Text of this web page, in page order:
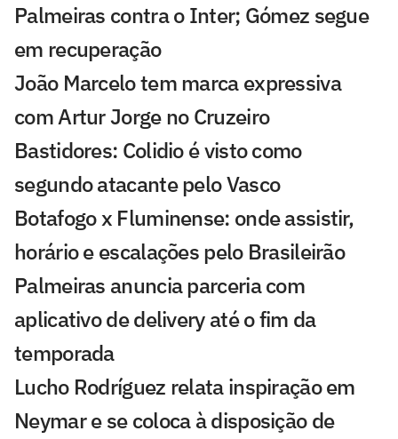
Palmeiras contra o Inter; Gómez segue
em recuperação
João Marcelo tem marca expressiva
com Artur Jorge no Cruzeiro
Bastidores: Colidio é visto como
segundo atacante pelo Vasco
Botafogo x Fluminense: onde assistir,
horário e escalações pelo Brasileirão
Palmeiras anuncia parceria com
aplicativo de delivery até o fim da
temporada
Lucho Rodríguez relata inspiração em
Neymar e se coloca à disposição de